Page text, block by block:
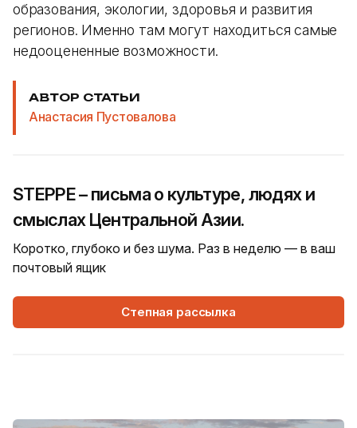
образования, экологии, здоровья и развития
регионов. Именно там могут находиться самые
недооцененные возможности.
АВТОР СТАТЬИ
Анастасия Пустовалова
STEPPE – письма о культуре, людях и
смыслах Центральной Азии.
Коротко, глубоко и без шума. Раз в неделю — в ваш
почтовый ящик
Степная рассылка